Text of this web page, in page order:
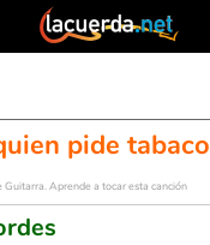
pide tabaco
Guitarra. Aprende a tocar esta canción